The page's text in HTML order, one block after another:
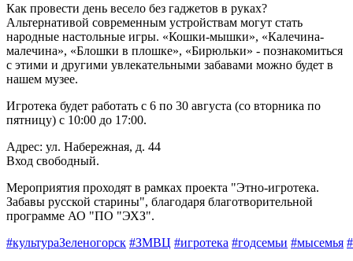
Как провести день весело без гаджетов в руках?
Альтернативой современным устройствам могут стать
народные настольные игры. «Кошки-мышки», «Калечина-
малечина», «Блошки в плошке», «Бирюльки» - познакомиться
с этими и другими увлекательными забавами можно будет в
нашем музее.
Игротека будет работать с 6 по 30 августа (со вторника по
пятницу) с 10:00 до 17:00.
Адрес: ул. Набережная, д. 44
Вход свободный.
Мероприятия проходят в рамках проекта "Этно-игротека.
Забавы русской старины", благодаря благотворительной
программе АО "ПО "ЭХЗ".
#культураЗеленогорск #ЗМВЦ #игротека #годсемьи #мысемья